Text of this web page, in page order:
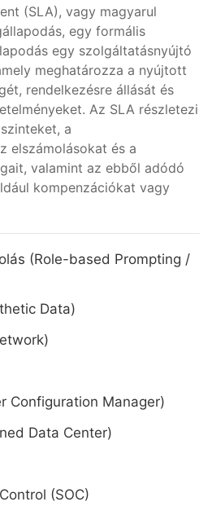
(SLA), vagy magyarul
egy formális
egy szolgáltatásnyújtó
meghatározza a nyújtott
rendelkezésre állását és
Az SLA részletezi
a
elszámolásokat és a
valamint az ebből adódó
kompenzációkat vagy
(Role-based Prompting /
Data)
Configuration Manager)
Data Center)
(SOC)